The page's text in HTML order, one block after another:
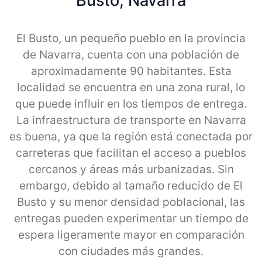
El Busto, un pequeño pueblo en la provincia
de Navarra, cuenta con una población de
aproximadamente 90 habitantes. Esta
localidad se encuentra en una zona rural, lo
que puede influir en los tiempos de entrega.
La infraestructura de transporte en Navarra
es buena, ya que la región está conectada por
carreteras que facilitan el acceso a pueblos
cercanos y áreas más urbanizadas. Sin
embargo, debido al tamaño reducido de El
Busto y su menor densidad poblacional, las
entregas pueden experimentar un tiempo de
espera ligeramente mayor en comparación
con ciudades más grandes.